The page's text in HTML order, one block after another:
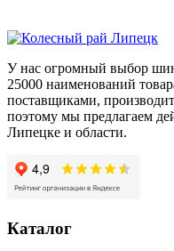
Y
У нас огромный выбор
25000 наименований
поставщиками,
поэтому мы предлагаем
Липецке и области.
Каталог